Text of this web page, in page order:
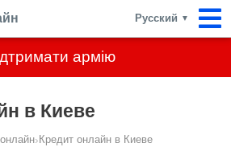
армію
Русский ▼
в Киеве
› Кредит онлайн в Киеве